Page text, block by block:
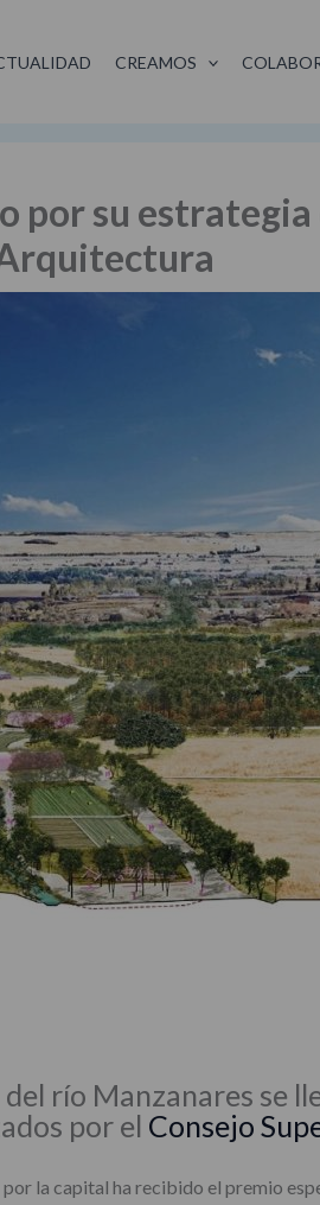
CREAMOS
por su
río Manzanares se
por el Consejo
la capital ha recibido el premio